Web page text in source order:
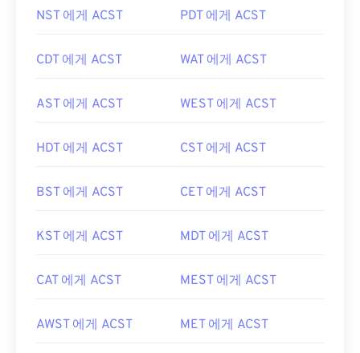
NST 에게 ACST PDT 에게 ACST
CDT 에게 ACST WAT 에게 ACST
AST 에게 ACST WEST 에게 ACST
HDT 에게 ACST CST 에게 ACST
BST 에게 ACST CET 에게 ACST
KST 에게 ACST MDT 에게 ACST
CAT 에게 ACST MEST 에게 ACST
AWST 에게 ACST MET 에게 ACST